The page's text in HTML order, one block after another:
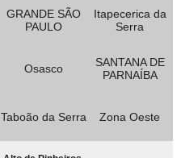
GRANDE SÃO
PAULO
Itapecerica da
Serra
Osasco
SANTANA DE
PARNAÍBA
Taboão da Serra Zona Oeste